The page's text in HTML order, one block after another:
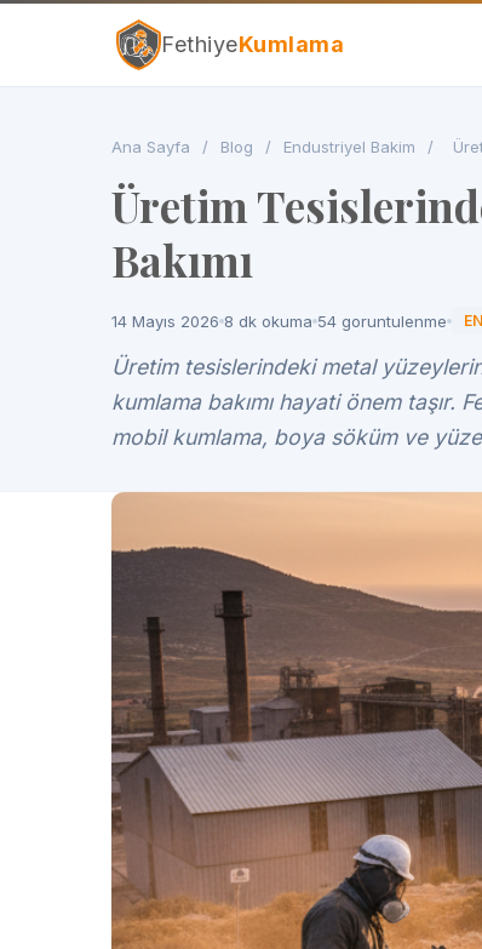
FethiyeKumlama
Ana Sayfa / Blog / Endustriyel Bakim /
Üretim
Bakımı
14 Mayıs 2026 8 dk okuma 54 goruntulenme
Üretim tesislerindeki metal
kumlama bakımı hayati önem taşır.
mobil kumlama, boya söküm ve